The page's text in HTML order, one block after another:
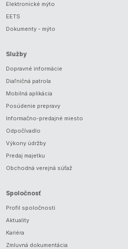
Elektronické mýto
EETS
Dokumenty - mýto
Služby
Dopravné informácie
Diaľničná patrola
Mobilná aplikácia
Posúdenie prepravy
Informačno-predajné miesto
Odpočívadlo
Výkony údržby
Predaj majetku
Obchodná verejná súťaž
Spoločnosť
Profil spoločnosti
Aktuality
Kariéra
Zmluvná dokumentácia